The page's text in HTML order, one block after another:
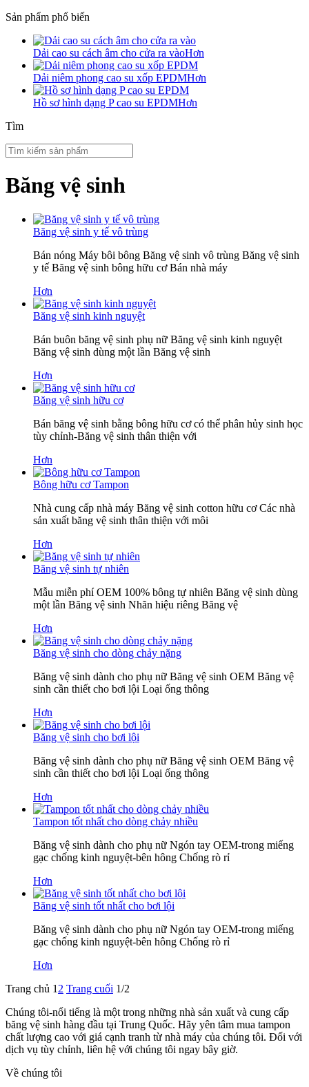
Sản phẩm phổ biến
Dải cao su cách âm cho cửa ra vàoHơn
Dải niêm phong cao su xốp EPDMHơn
Hồ sơ hình dạng P cao su EPDMHơn
Tìm
Băng vệ sinh
Băng vệ sinh y tế vô trùng
Bán nóng Máy bôi bông Băng vệ sinh vô trùng Băng vệ sinh
y tế Băng vệ sinh bông hữu cơ Bán nhà máy
Hơn
Băng vệ sinh kinh nguyệt
Bán buôn băng vệ sinh phụ nữ Băng vệ sinh kinh nguyệt
Băng vệ sinh dùng một lần Băng vệ sinh
Hơn
Băng vệ sinh hữu cơ
Bán băng vệ sinh bằng bông hữu cơ có thể phân hủy sinh học
tùy chỉnh-Băng vệ sinh thân thiện với
Hơn
Bông hữu cơ Tampon
Nhà cung cấp nhà máy Băng vệ sinh cotton hữu cơ Các nhà
sản xuất băng vệ sinh thân thiện với môi
Hơn
Băng vệ sinh tự nhiên
Mẫu miễn phí OEM 100% bông tự nhiên Băng vệ sinh dùng
một lần Băng vệ sinh Nhãn hiệu riêng Băng vệ
Hơn
Băng vệ sinh cho dòng chảy nặng
Băng vệ sinh dành cho phụ nữ Băng vệ sinh OEM Băng vệ
sinh cần thiết cho bơi lội Loại ống thông
Hơn
Băng vệ sinh cho bơi lội
Băng vệ sinh dành cho phụ nữ Băng vệ sinh OEM Băng vệ
sinh cần thiết cho bơi lội Loại ống thông
Hơn
Tampon tốt nhất cho dòng chảy nhiều
Băng vệ sinh dành cho phụ nữ Ngón tay OEM-trong miếng
gạc chống kinh nguyệt-bên hông Chống rò rỉ
Hơn
Băng vệ sinh tốt nhất cho bơi lội
Băng vệ sinh dành cho phụ nữ Ngón tay OEM-trong miếng
gạc chống kinh nguyệt-bên hông Chống rò rỉ
Hơn
Trang chủ 1 2 Trang cuối 1/2
Chúng tôi-nổi tiếng là một trong những nhà sản xuất và cung cấp
băng vệ sinh hàng đầu tại Trung Quốc. Hãy yên tâm mua tampon
chất lượng cao với giá cạnh tranh từ nhà máy của chúng tôi. Đối với
dịch vụ tùy chỉnh, liên hệ với chúng tôi ngay bây giờ.
Về chúng tôi